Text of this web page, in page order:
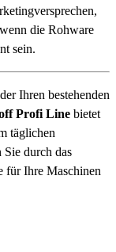
die Rohware
sein.
Ihren bestehenden
Profi Line bietet
täglichen
durch das
für Ihre Maschinen